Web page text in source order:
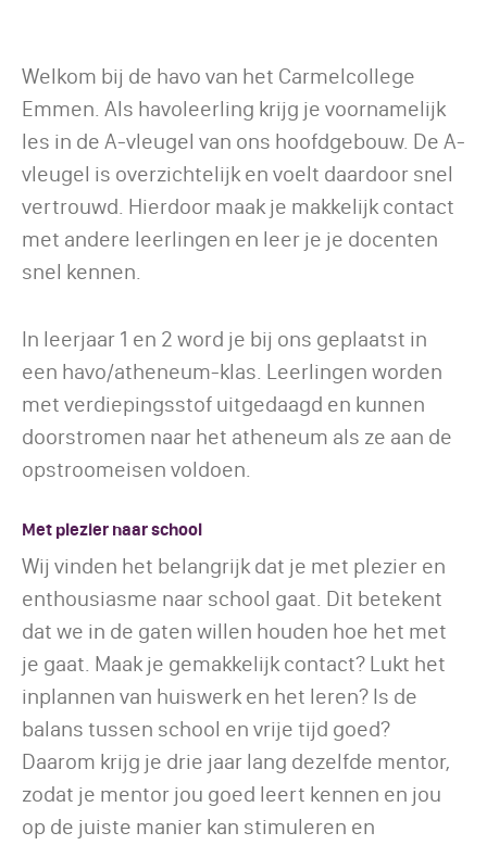
Welkom bij de havo van het Carmelcollege
Emmen. Als havoleerling krijg je voornamelijk
les in de A-vleugel van ons hoofdgebouw. De A-
vleugel is overzichtelijk en voelt daardoor snel
vertrouwd. Hierdoor maak je makkelijk contact
met andere leerlingen en leer je je docenten
snel kennen.
In leerjaar 1 en 2 word je bij ons geplaatst in
een havo/atheneum-klas. Leerlingen worden
met verdiepingsstof uitgedaagd en kunnen
doorstromen naar het atheneum als ze aan de
opstroomeisen voldoen.
Met plezier naar school
Wij vinden het belangrijk dat je met plezier en
enthousiasme naar school gaat. Dit betekent
dat we in de gaten willen houden hoe het met
je gaat. Maak je gemakkelijk contact? Lukt het
inplannen van huiswerk en het leren? Is de
balans tussen school en vrije tijd goed?
Daarom krijg je drie jaar lang dezelfde mentor,
zodat je mentor jou goed leert kennen en jou
op de juiste manier kan stimuleren en